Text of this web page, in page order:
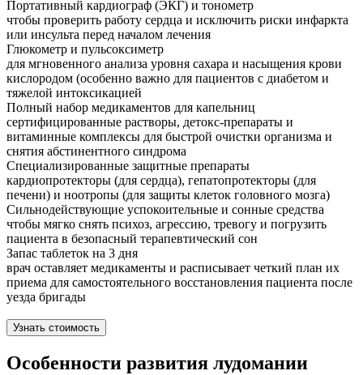
Портативный кардиограф (ЭКГ) и тонометр
чтобы проверить работу сердца и исключить риски инфаркта
или инсульта перед началом лечения
Глюкометр и пульсоксиметр
для мгновенного анализа уровня сахара и насыщения крови
кислородом (особенно важно для пациентов с диабетом и
тяжелой интоксикацией
Полный набор медикаментов для капельниц
сертифицированные растворы, детокс-препараты и
витаминные комплексы для быстрой очистки организма и
снятия абстинентного синдрома
Специализированные защитные препараты
кардиопротекторы (для сердца), гепатопротекторы (для
печени) и ноотропы (для защиты клеток головного мозга)
Сильнодействующие успокоительные и сонные средства
чтобы мягко снять психоз, агрессию, тревогу и погрузить
пациента в безопасный терапевтический сон
Запас таблеток на 3 дня
врач оставляет медикаменты и расписывает четкий план их
приема для самостоятельного восстановления пациента после
уезда бригады
Узнать стоимость
Особенности развития лудомании